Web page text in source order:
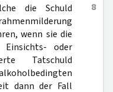
8
die Schuld
wenn sie die
oder
Tatschuld
dann der Fall